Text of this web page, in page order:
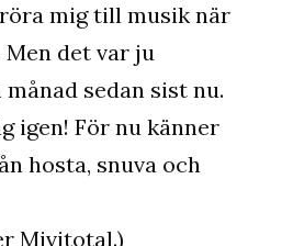
mig till musik när
Men det var ju
sedan sist nu.
igen! För nu känner
hosta, snuva och
Mivitotal.)